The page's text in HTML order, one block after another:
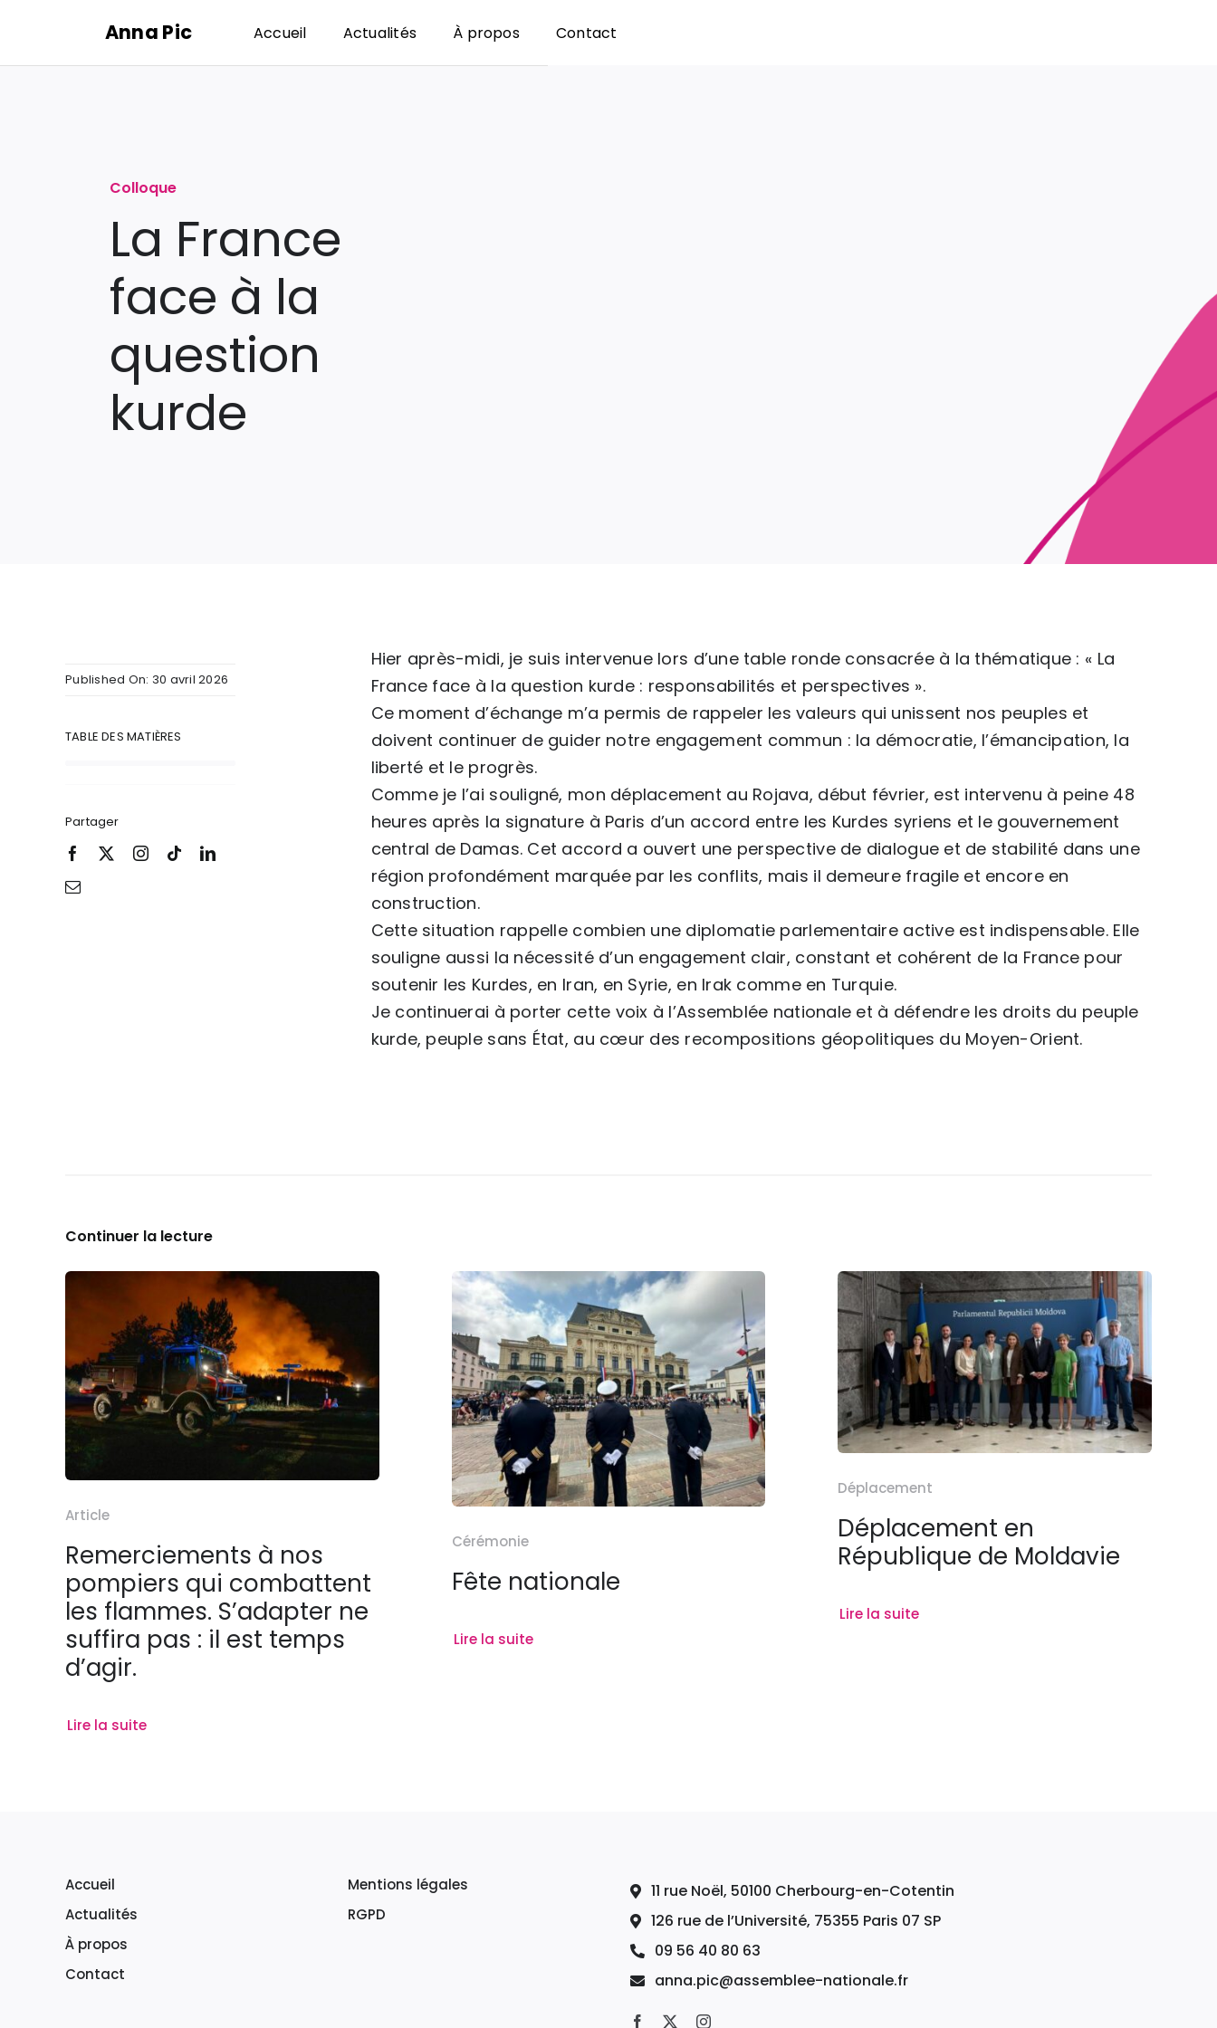
contenu
Anna Pic Accueil Actualités À propos Contact
Colloque
La France
face à la
question
kurde
Published On: 30 avril 2026
TABLE DES MATIÈRES
Partager
Hier après-midi, je suis intervenue lors d’une table ronde consacrée à la thématique : « La
France face à la question kurde : responsabilités et perspectives ».
Ce moment d’échange m’a permis de rappeler les valeurs qui unissent nos peuples et
doivent continuer de guider notre engagement commun : la démocratie, l’émancipation, la
liberté et le progrès.
Comme je l’ai souligné, mon déplacement au Rojava, début février, est intervenu à peine 48
heures après la signature à Paris d’un accord entre les Kurdes syriens et le gouvernement
central de Damas. Cet accord a ouvert une perspective de dialogue et de stabilité dans une
région profondément marquée par les conflits, mais il demeure fragile et encore en
construction.
Cette situation rappelle combien une diplomatie parlementaire active est indispensable. Elle
souligne aussi la nécessité d’un engagement clair, constant et cohérent de la France pour
soutenir les Kurdes, en Iran, en Syrie, en Irak comme en Turquie.
Je continuerai à porter cette voix à l’Assemblée nationale et à défendre les droits du peuple
kurde, peuple sans État, au cœur des recompositions géopolitiques du Moyen-Orient.
Continuer la lecture
Article
Remerciements à nos
pompiers qui combattent
les flammes. S’adapter ne
suffira pas : il est temps
d’agir.
Lire la suite
Cérémonie
Fête nationale
Lire la suite
Déplacement
Déplacement en
République de Moldavie
Lire la suite
Accueil
Actualités
À propos
Contact
Mentions légales
RGPD
11 rue Noël, 50100 Cherbourg-en-Cotentin
126 rue de l’Université, 75355 Paris 07 SP
09 56 40 80 63
anna.pic@assemblee-nationale.fr